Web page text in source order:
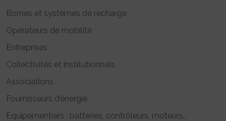
Bornes et systèmes de recharge
Opérateurs de mobilité
Entreprises
Collectivités et institutionnels
Associations
Fournisseurs d’énergie
Equipementiers : batteries, contrôleurs, moteurs..